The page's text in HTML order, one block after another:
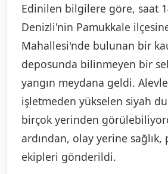
Edinilen bilgilere göre, saat
Denizli'nin Pamukkale
Mahallesi'nde bulunan bir
deposunda bilinmeyen bir
yangın meydana geldi.
işletmeden yükselen siyah
birçok yerinden
ardından, olay yerine
ekipleri gönderildi.